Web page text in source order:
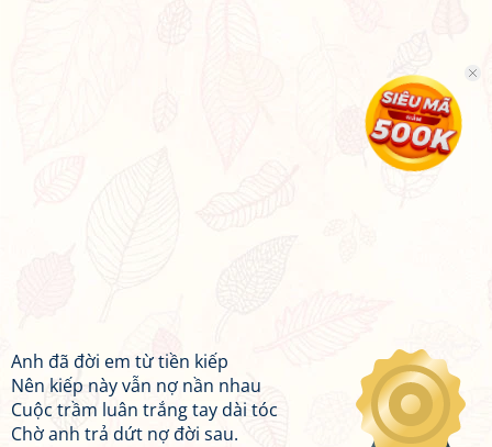
Anh đã đời em từ tiền kiếp
Nên kiếp này vẫn nợ nần nhau
Cuộc trầm luân trắng tay dài tóc
Chờ anh trả dứt nợ đời sau.